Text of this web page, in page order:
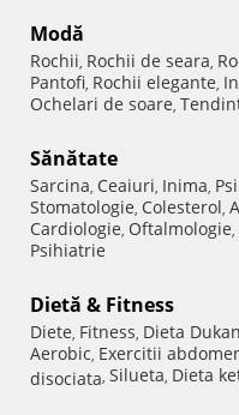
Modă
Rochii, Rochii de seara,
Pantofi, Rochii elegante,
Ochelari de soare,
Sănătate
Sarcina, Ceaiuri, Inima,
Stomatologie, Colesterol,
Cardiologie, Oftalmologie,
Psihiatrie
Dietă & Fitness
Diete, Fitness, Dieta Dukan
Aerobic, Exercitii
disociata, Silueta, Dieta